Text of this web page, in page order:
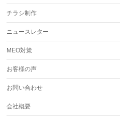
チラシ制作
ニュースレター
MEO対策
お客様の声
お問い合わせ
会社概要